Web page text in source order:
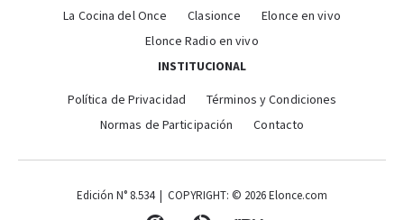
La Cocina del Once
Clasionce
Elonce en vivo
Elonce Radio en vivo
INSTITUCIONAL
Política de Privacidad
Términos y Condiciones
Normas de Participación
Contacto
Edición N° 8.534 | COPYRIGHT: © 2026 Elonce.com